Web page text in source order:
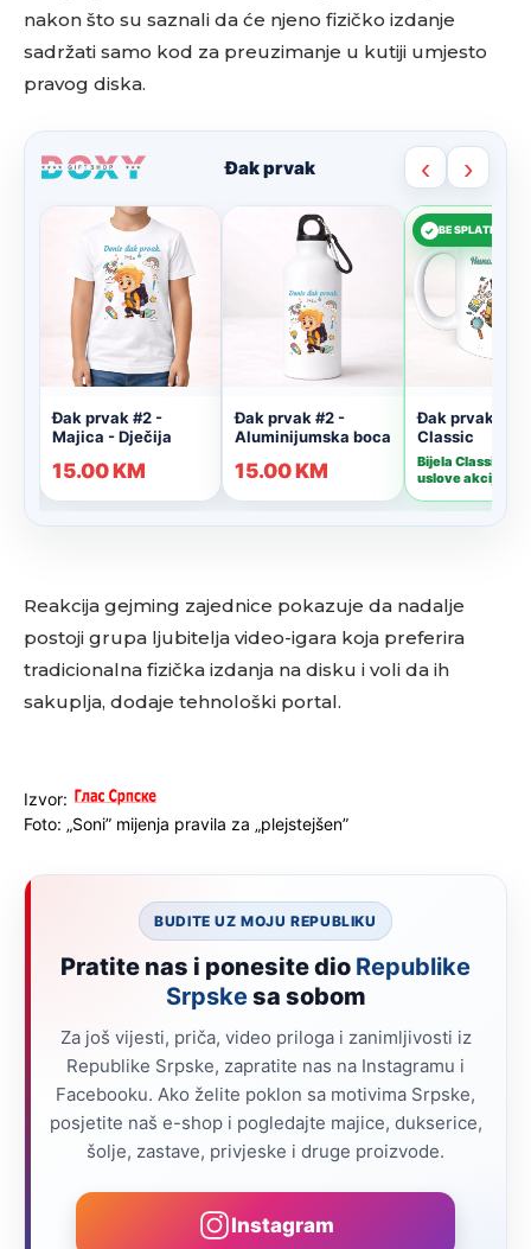
nakon što su saznali da će njeno fizičko izdanje
sadržati samo kod za preuzimanje u kutiji umjesto
pravog diska.
Reakcija gejming zajednice pokazuje da nadalje
postoji grupa ljubitelja video-igara koja preferira
tradicionalna fizička izdanja na disku i voli da ih
sakuplja, dodaje tehnološki portal.
Izvor:
Foto: „Soni” mijenja pravila za „plejstejšen”
BUDITE UZ MOJU REPUBLIKU
Pratite nas i ponesite dio Republike
Srpskesa sobom
Za još vijesti, priča, video priloga i zanimljivosti iz
Republike Srpske, zapratite nas na Instagramu i
Facebooku. Ako želite poklon sa motivima Srpske,
posjetite naš e-shop i pogledajte majice, dukserice,
šolje, zastave, privjeske i druge proizvode.
Instagram